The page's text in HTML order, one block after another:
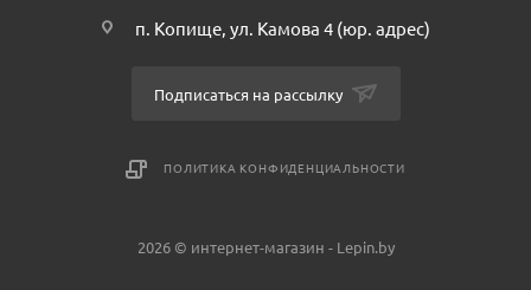
п. Копище, ул. Камова 4 (юр. адрес)
Подписаться на рассылку
ПОЛИТИКА КОНФИДЕНЦИАЛЬНОСТИ
2026 © интернет-магазин - Lepin.by